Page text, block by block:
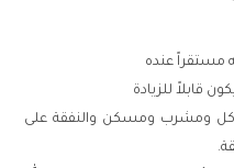
مستقراً عنده
قابلاً للزيادة
ومشرب ومسكن والنفقة على